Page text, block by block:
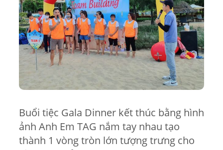
Buổi tiệc Gala Dinner kết thúc bằng hình
ảnh Anh Em TAG nắm tay nhau tạo
thành 1 vòng tròn lớn tượng trưng cho